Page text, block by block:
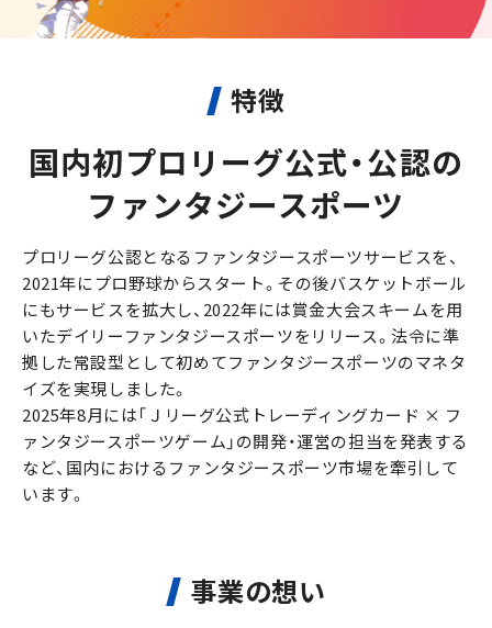
特徴
国内初プロリーグ公式・公認の
ファンタジースポーツ
プロリーグ公認となるファンタジースポーツサービスを、
2021年にプロ野球からスタート。その後バスケットボール
にもサービスを拡大し、2022年には賞金大会スキームを用
いたデイリーファンタジースポーツをリリース。法令に準
拠した常設型として初めてファンタジースポーツのマネタ
イズを実現しました。
2025年8月には「Ｊリーグ公式トレーディングカード × フ
ァンタジースポーツゲーム」の開発・運営の担当を発表する
など、国内におけるファンタジースポーツ市場を牽引して
います。
事業の想い